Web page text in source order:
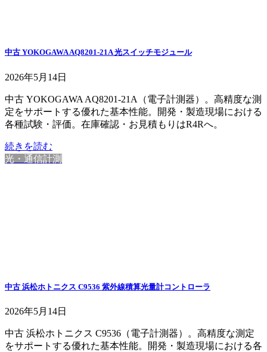
中古 YOKOGAWA AQ8201-21A 光スイッチモジュール
2026年5月14日
中古 YOKOGAWA AQ8201-21A（電子計測器）。高精度な測
定をサポートする優れた基本性能。開発・製造現場における
各種試験・評価。在庫確認・お見積もりはR4Rへ。
続きを読む
光・通信計測
中古 浜松ホトニクス C9536 紫外線積算光量計コントローラ
2026年5月14日
中古 浜松ホトニクス C9536（電子計測器）。高精度な測定
をサポートする優れた基本性能。開発・製造現場における各